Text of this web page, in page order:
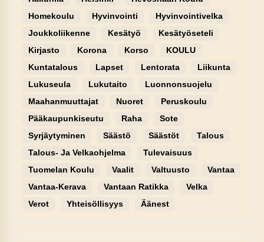
Homekoulu
Hyvinvointi
Hyvinvointivelka
Joukkoliikenne
Kesätyö
Kesätyöseteli
Kirjasto
Korona Korso
KOULU
Kuntatalous
Lapset Lentorata
Liikunta
Lukuseula
Lukutaito
Luonnonsuojelu
Maahanmuuttajat
Nuoret
Peruskoulu
Pääkaupunkiseutu
Raha
Sote
Syrjäytyminen
Säästö Säästöt
Talous
Talous- Ja Velkaohjelma
Tulevaisuus
Tuomelan Koulu
Vaalit Valtuusto
Vantaa
Vantaa-Kerava
Vantaan Ratikka
Velka
Verot
Yhteisöllisyys Äänest